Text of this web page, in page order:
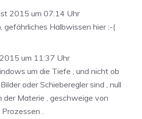
2015 um 07:14 Uhr
gefährliches Halbwissen hier :-(
um 11:37 Uhr
um die Tiefe , und nicht ob
oder Schieberegler sind , null
der Materie , geschweige von
.